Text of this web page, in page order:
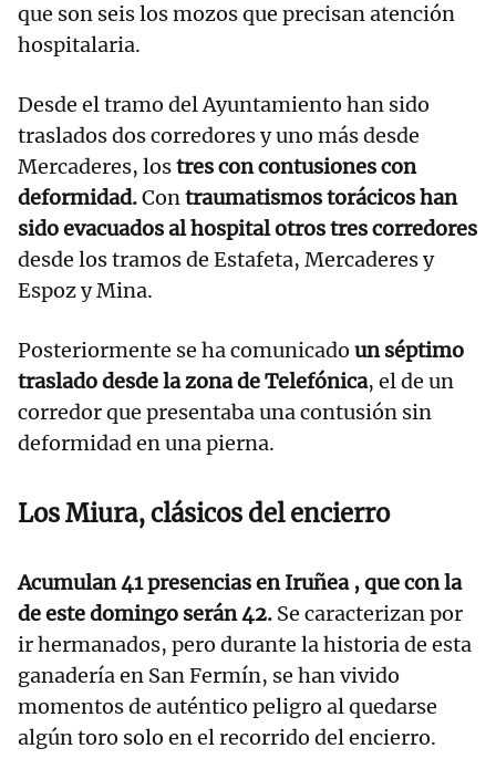
que son seis los mozos que precisan atención
hospitalaria.
Desde el tramo del Ayuntamiento han sido
traslados dos corredores y uno más desde
Mercaderes, lostres con contusiones con
deformidad.Contraumatismos torácicos han
sido evacuados al hospital otros tres corredores
desde los tramos de Estafeta, Mercaderes y
Espoz y Mina.
Posteriormente se ha comunicado un séptimo
traslado desde la zona de Telefónica, el de un
corredor que presentaba una contusión sin
deformidad en una pierna.
Los Miura, clásicos del encierro
Acumulan 41 presencias en Iruñea , que con la
de este domingo serán 42. Se caracterizan por
ir hermanados, pero durante la historia de esta
ganadería en San Fermín, se han vivido
momentos de auténtico peligro al quedarse
algún toro solo en el recorrido del encierro.